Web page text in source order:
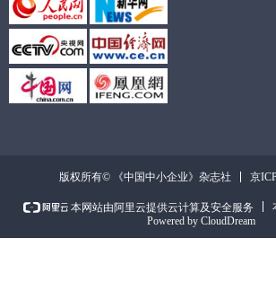
版权所有© 《中国中小企业》杂志社 京
本网站由阿里云提供云计算及安全服务
Powered by CloudDream